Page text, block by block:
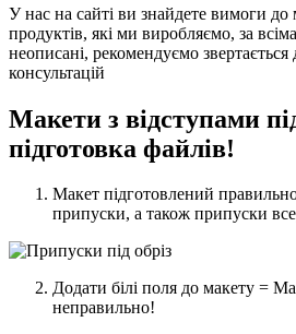
У нас на сайті ви знайдете вимоги до
продуктів, які ми виробляємо, за
неописані, рекомендуємо
консультацій
Макети з відступами
підготовка файлів!
Макет підготовлений
припуски, а також припуски
Додати білі поля до макету =
неправильно!